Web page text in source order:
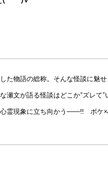
た物語の総称。そんな怪談に魅
瀬文が語る怪談はどこか“ズレて
心霊現象に立ち向かう――!! ボケ